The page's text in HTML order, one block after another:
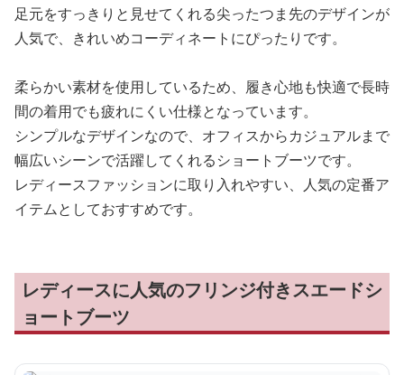
足元をすっきりと見せてくれる尖ったつま先のデザインが
人気で、きれいめコーディネートにぴったりです。
柔らかい素材を使用しているため、履き心地も快適で長時
間の着用でも疲れにくい仕様となっています。
シンプルなデザインなので、オフィスからカジュアルまで
幅広いシーンで活躍してくれるショートブーツです。
レディースファッションに取り入れやすい、人気の定番ア
イテムとしておすすめです。
レディースに人気のフリンジ付きスエードシ
ョートブーツ